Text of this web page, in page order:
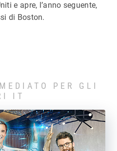
e apre, l’anno seguente,
di Boston.
PER GLI
IT